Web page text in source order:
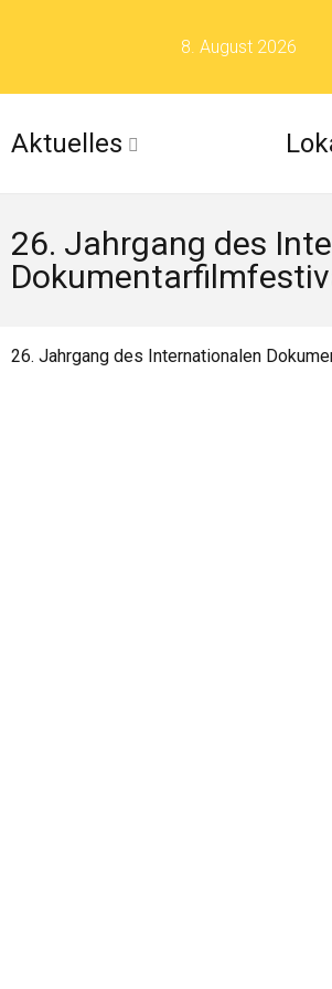
8. August 2026
Aktuelles
26. Jahrgang des
26. Jahrgang des Internationalen